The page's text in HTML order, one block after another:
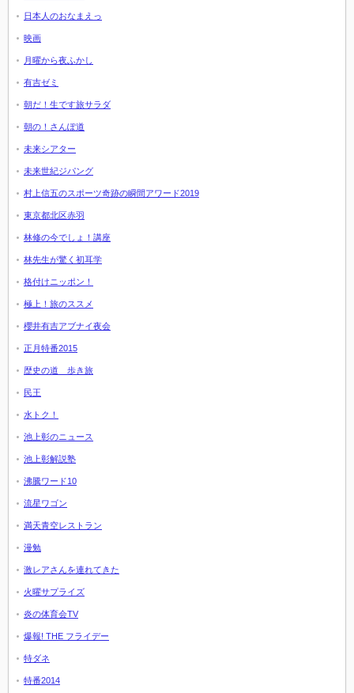
日本人のおなまえっ
映画
月曜から夜ふかし
有吉ゼミ
朝だ！生です旅サラダ
朝の！さんぽ道
未来シアター
未来世紀ジパング
村上信五のスポーツ奇跡の瞬間アワード2019
東京都北区赤羽
林修の今でしょ！講座
林先生が驚く初耳学
格付けニッポン！
極上！旅のススメ
櫻井有吉アブナイ夜会
正月特番2015
歴史の道 歩き旅
民王
水トク！
池上彰のニュース
池上彰解説塾
沸騰ワード10
流星ワゴン
満天青空レストラン
漫勉
激レアさんを連れてきた
火曜サプライズ
炎の体育会TV
爆報! THE フライデー
特ダネ
特番2014